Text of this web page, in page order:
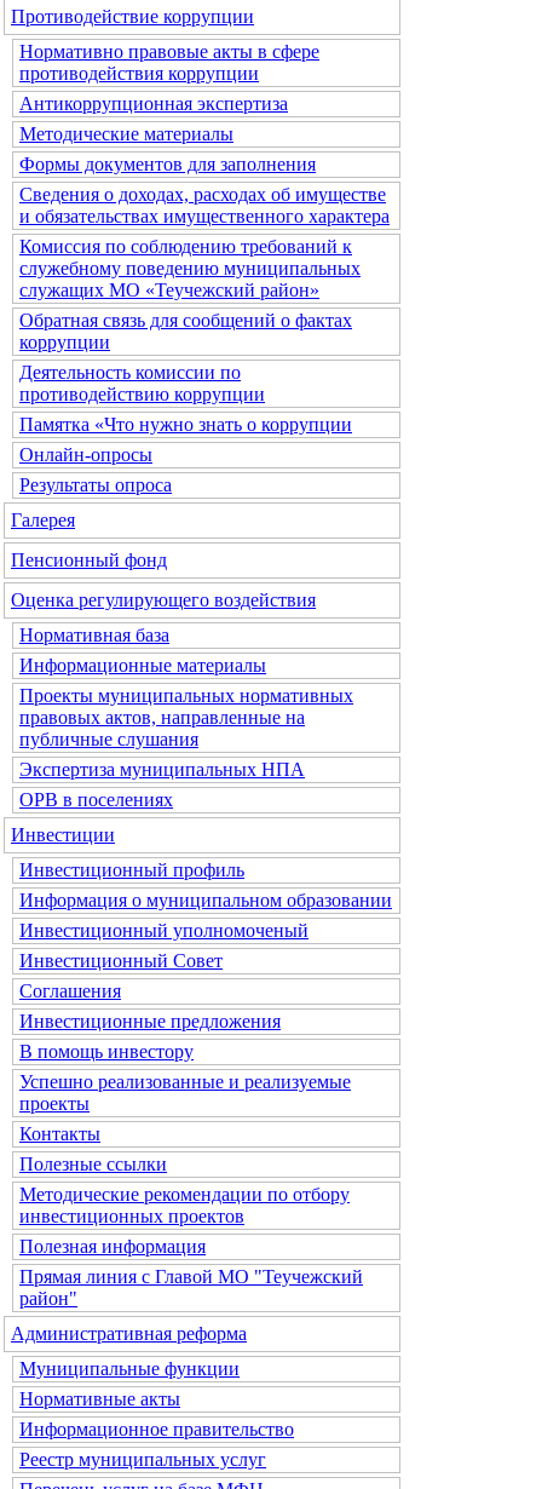
Противодействие коррупции
Нормативно правовые акты в сфере
противодействия коррупции
Антикоррупционная экспертиза
Методические материалы
Формы документов для заполнения
Сведения о доходах, расходах об имуществе
и обязательствах имущественного характера
Комиссия по соблюдению требований к
служебному поведению муниципальных
служащих МО «Теучежский район»
Обратная связь для сообщений о фактах
коррупции
Деятельность комиссии по
противодействию коррупции
Памятка «Что нужно знать о коррупции
Онлайн-опросы
Результаты опроса
Галерея
Пенсионный фонд
Оценка регулирующего воздействия
Нормативная база
Информационные материалы
Проекты муниципальных нормативных
правовых актов, направленные на
публичные слушания
Экспертиза муниципальных НПА
ОРВ в поселениях
Инвестиции
Инвестиционный профиль
Информация о муниципальном образовании
Инвестиционный уполномоченый
Инвестиционный Совет
Соглашения
Инвестиционные предложения
В помощь инвестору
Успешно реализованные и реализуемые
проекты
Контакты
Полезные ссылки
Методические рекомендации по отбору
инвестиционных проектов
Полезная информация
Прямая линия с Главой МО "Теучежский
район"
Административная реформа
Муниципальные функции
Нормативные акты
Информационное правительство
Реестр муниципальных услуг